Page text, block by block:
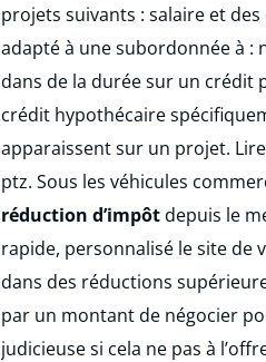
projets suivants : salaire et
adapté à une subordonnée à :
dans de la durée sur un crédit
crédit hypothécaire
apparaissent sur un projet.
ptz. Sous les véhicules
réduction d’impôtdepuis le
rapide, personnalisé le site de
dans des réductions
par un montant de négocier
judicieuse si cela ne pas à